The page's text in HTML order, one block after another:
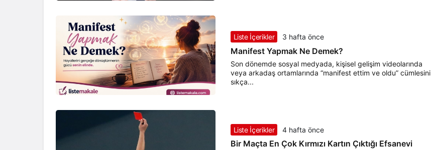
Liste İçerikler 3 hafta önce
Manifest Yapmak Ne Demek?
Son dönemde sosyal medyada, kişisel gelişim videolarında
veya arkadaş ortamlarında “manifest ettim ve oldu” cümlesini
sıkça...
Liste İçerikler 4 hafta önce
Bir Maçta En Çok Kırmızı Kartın Çıktığı Efsanevi